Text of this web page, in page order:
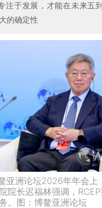
注于发展，才能在未来五
的确定性
亚洲论坛2026年年会上
院长迟福林强调，
。图：博鳌亚洲论坛